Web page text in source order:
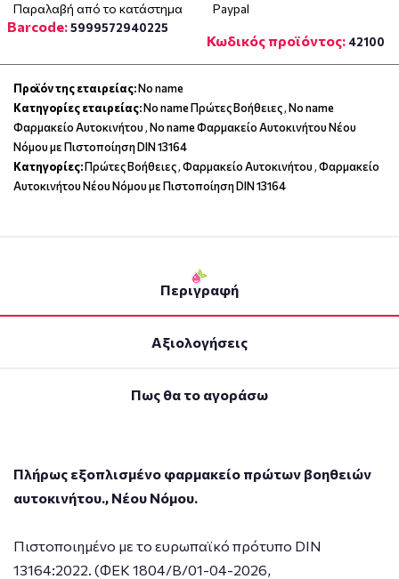
Παραλαβή από το κατάστημα
Paypal
Barcode:5999572940225
Κωδικός προϊόντος: 42100
Προϊόν της εταιρείας:No name
Κατηγορίες εταιρείας:No name Πρώτες Βοήθειες,No name
Φαρμακείο Αυτοκινήτου,No name Φαρμακείο Αυτοκινήτου Νέου
Νόμου με Πιστοποίηση DIN 13164
Κατηγορίες:Πρώτες Βοήθειες,Φαρμακείο Αυτοκινήτου,Φαρμακείο
Αυτοκινήτου Νέου Νόμου με Πιστοποίηση DIN 13164
Περιγραφή
Αξιολογήσεις
Πως θα το αγοράσω
Πλήρως εξοπλισμένο φαρμακείο πρώτων βοηθειών
αυτοκινήτου., Νέου Νόμου.
Πιστοποιημένο με το ευρωπαϊκό πρότυπο DIN
13164:2022. (ΦΕΚ 1804/Β/01-04-2026,